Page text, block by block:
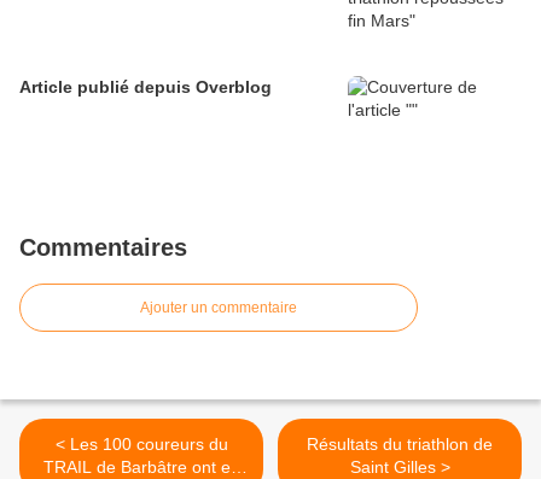
Article publié depuis Overblog
Commentaires
Ajouter un commentaire
< Les 100 coureurs du
TRAIL de Barbâtre ont eu
Résultats du triathlon de
Saint Gilles >